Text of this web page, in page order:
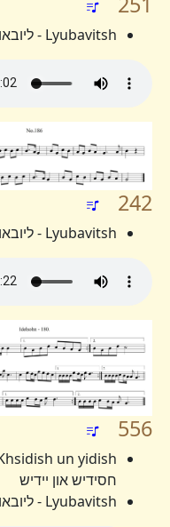
Lyubavitsh - ליובאוויטש
242
Lyubavitsh - ליובאוויטש
556
Khsidish un yidish -
חסידיש און יידיש
Lyubavitsh - ליובאוויטש